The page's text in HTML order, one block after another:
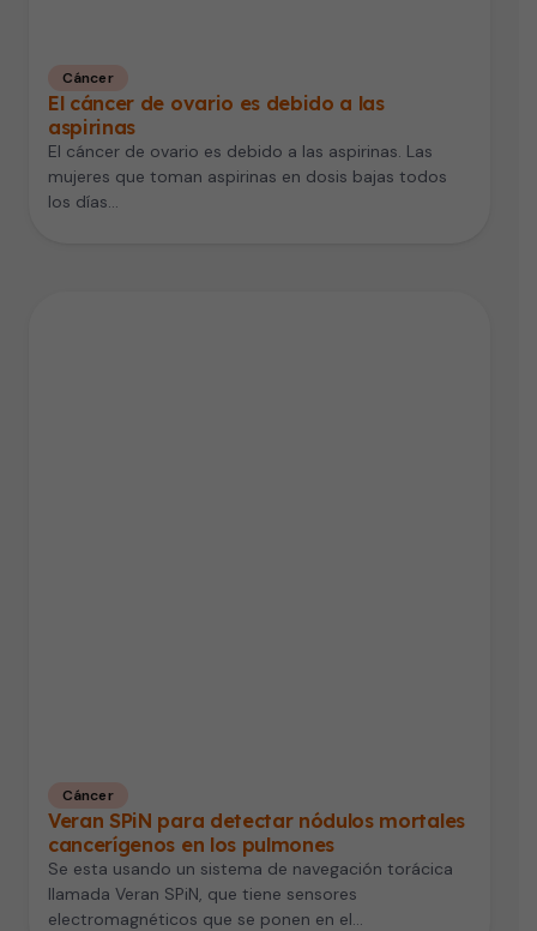
Cáncer
El cáncer de ovario es debido a las
aspirinas
El cáncer de ovario es debido a las aspirinas. Las
mujeres que toman aspirinas en dosis bajas todos
los días…
Cáncer
Veran SPiN para detectar nódulos mortales
cancerígenos en los pulmones
Se esta usando un sistema de navegación torácica
llamada Veran SPiN, que tiene sensores
electromagnéticos que se ponen en el…